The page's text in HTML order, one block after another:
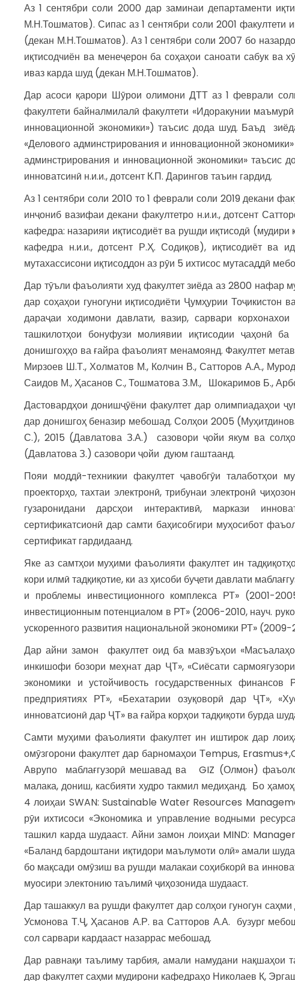
Аз 1 сентябри соли 2000 дар заминаи департаменти
М.Н.Тошматов). Сипас аз 1 сентябри соли 2001 факултети
(декан М.Н.Тошматов). Аз 1 сентябри соли 2007 бо
иқтисодчиён ва менеҷерон ба соҳаҳои саноати сабук ва
иваз карда шуд (декан М.Н.Тошматов).
Дар асоси қарори Шӯрои олимони ДТТ аз 1 феврали
факултети байналмилалӣ факултети «Идоракунии
инновационной экономики») таъсис дода шуд. Баъд
«Делового админстрирования и инновационной
админстрирования и инновационной экономики»
инноватсинӣ н.и.и., дотсент К.П. Дарингов таъин гардид.
Аз 1 сентябри соли 2010 то 1 феврали соли 2019 декани
инҷониб вазифаи декани факултетро н.и.и., дотсент
кафедра: назарияи иқтисодиёт ва рушди иқтисодӣ
кафедра н.и.и., дотсент Р.Ҳ. Содиқов), иқтисодиёт ва
мутахассисони иқтисоддон аз рӯи 5 ихтисос мутасаддӣ
Дар тӯъли фаъолияти худ факултет зиёда аз 2800 нафар
дар соҳаҳои гуногуни иқтисодиёти Ҷумҳурии
дараҷаи ходимони давлати, вазир, сарвари
ташкилотҳои бонуфузи молиявии иқтисодии ҷаҳонӣ
донишгоҳҳо ва ғайра фаъолият менамоянд. Факултет
Мирзоев Ш.Т., Холматов М., Колчин В., Сатторов А.А.,
Саидов М., Ҳасанов С., Тошматова З.М., Шокаримов Б.,
Дастовардҳои донишҷӯёни факултет дар олимпиадаҳои
дар донишгоҳ беназир мебошад. Солҳои 2005
С.), 2015 (Давлатова З.А.) сазовори ҷойи якум ва
(Давлатова З.) сазовори ҷойи дуюм гаштаанд.
Пояи моддӣ-техникии факултет ҷавобгӯи талаботҳои
проекторҳо, тахтаи электронӣ, трибунаи электронӣ
гузаронидани дарсҳои интерактивӣ, маркази
сертификатсионӣ дар самти баҳисобгири муҳосибот
сертификат гардидаанд.
Яке аз самтҳои муҳими фаъолияти факултет ин
кори илмӣ тадқиқотие, ки аз ҳисоби буҷети давлати
и проблемы инвестиционного комплекса РТ» (2001-
инвестиционным потенциалом в РТ» (2006-2010, науч.
ускоренного развития национальной экономики РТ» (2009-
Дар айни замон факултет оид ба мавзӯъҳои
инкишофи бозори меҳнат дар ҶТ», «Сиёсати
экономики и устойчивость государственных
предприятиях РТ», «Бехатарии озуқоворӣ дар ҶТ»,
инноватсионӣ дар ҶТ» ва ғайра корҳои тадқиқоти бурда
Самти муҳими фаъолияти факултет ин иштирок дар
омӯзгорони факултет дар барномаҳои Тempus,
Аврупо маблағгузорӣ мешавад ва GIZ (Олмон)
малака, дониш, касбияти худро такмил медиҳанд. Бо
4 лоиҳаи SWAN: Sustainable Water Resources
рӯи ихтисоси «Экономика и управление водными
ташкил карда шудааст. Айни замон лоиҳаи MIND:
«Баланд бардоштани иқтидори маълумоти олӣ» амали
бо мақсади омӯзиш ва рушди малакаи соҳибкорӣ ва
муосири электонию таълимӣ ҷиҳозонида шудааст.
Дар ташаккул ва рушди факултет дар солҳои гуногун
Усмонова Т.Ҷ, Ҳасанов А.Р. ва Сатторов А.А. бузург
сол сарвари кардааст назаррас мебошад.
Дар равнақи таълиму тарбия, амали намудани нақшаҳои
дар факултет саҳми мудирони кафедраҳо Николаев К,